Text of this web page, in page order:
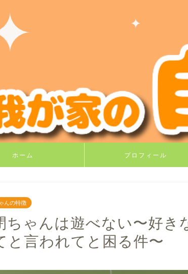
ホーム プロフィール
んの特徴
ちゃんは遊べない〜好き
と言われてと困る件〜